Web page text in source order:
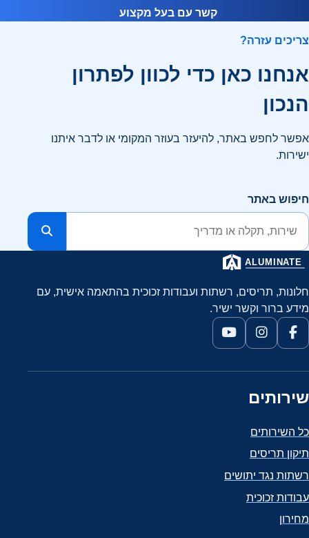
קשר עם בעל מקצוע
צריכים עזרה?
אנחנו כאן כדי לכוון לפתרון
הנכון
אפשר לחפש באתר, להיעזר בעוזר המקומי או לדבר איתנו
ישירות.
חיפוש באתר
חלונות, תריסים, רשתות ועבודות זכוכית בהתאמה אישית, עם
מידע ברור וקשר ישיר.
שירותים
כל השירותים
תיקון תריסים
רשתות נגד יתושים
עבודות זכוכית
מחירון